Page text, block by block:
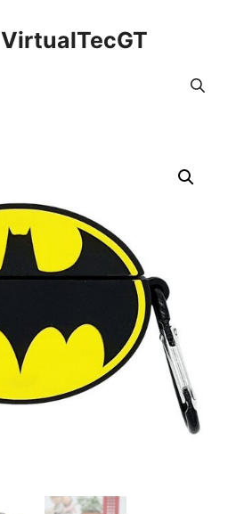
VirtualTecGT